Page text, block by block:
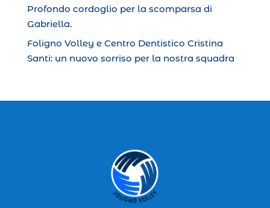
Profondo cordoglio per la scomparsa di
Gabriella.
Foligno Volley e Centro Dentistico Cristina
Santi: un nuovo sorriso per la nostra squadra